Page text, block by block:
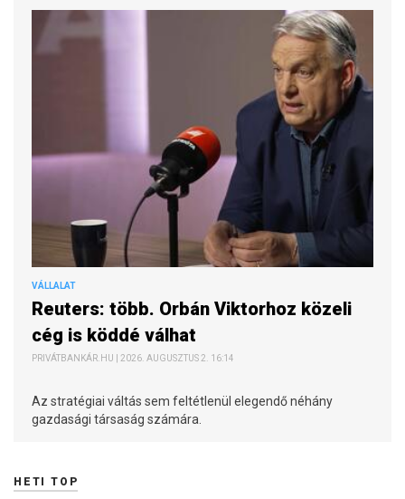
VÁLLALAT
Reuters: több. Orbán Viktorhoz közeli
cég is köddé válhat
PRIVÁTBANKÁR.HU | 2026. AUGUSZTUS 2. 16:14
Az stratégiai váltás sem feltétlenül elegendő néhány
gazdasági társaság számára.
HETI TOP